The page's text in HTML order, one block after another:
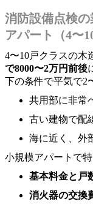
消防設備点検
アパート（4〜
4〜10戸クラスの木
で8000〜2万円前後
下の条件で平気で2
共用部に非常
古い建物で配
海に近く、外
小規模アパートで
基本料金と戸
消火器の交換